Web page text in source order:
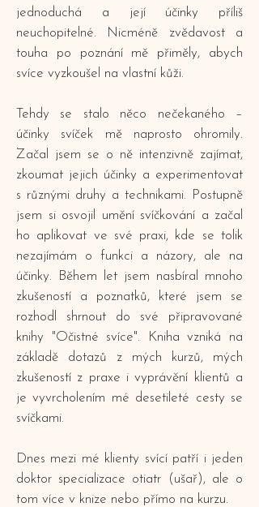
jednoduchá a její účinky příliš
neuchopitelné. Nicméně zvědavost a
touha po poznání mě přiměly, abych
svíce vyzkoušel na vlastní kůži.
Tehdy se stalo něco nečekaného –
účinky svíček mě naprosto ohromily.
Začal jsem se o ně intenzivně zajímat,
zkoumat jejich účinky a experimentovat
s různými druhy a technikami. Postupně
jsem si osvojil umění svíčkování a začal
ho aplikovat ve své praxi, kde se tolik
nezajímám o funkci a názory, ale na
účinky. Během let jsem nasbíral mnoho
zkušeností a poznatků, které jsem se
rozhodl shrnout do své připravované
knihy "Očistné svíce". Kniha vzniká na
základě dotazů z mých kurzů, mých
zkušeností z praxe i vyprávění klientů a
je vyvrcholením mé desetileté cesty se
svíčkami.
Dnes mezi mé klienty svící patří i jeden
doktor specializace otiatr (ušař), ale o
tom více v knize nebo přímo na kurzu.